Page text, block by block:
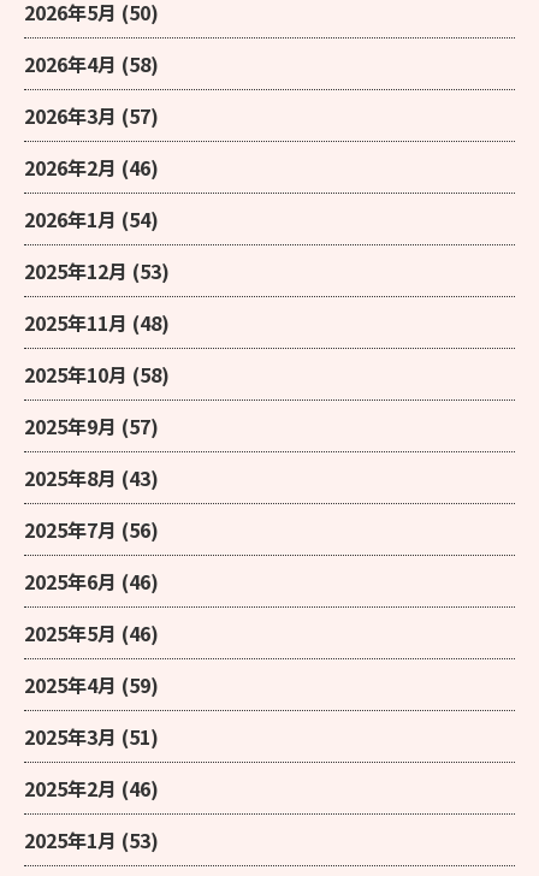
2026年5月 (50)
2026年4月 (58)
2026年3月 (57)
2026年2月 (46)
2026年1月 (54)
2025年12月 (53)
2025年11月 (48)
2025年10月 (58)
2025年9月 (57)
2025年8月 (43)
2025年7月 (56)
2025年6月 (46)
2025年5月 (46)
2025年4月 (59)
2025年3月 (51)
2025年2月 (46)
2025年1月 (53)